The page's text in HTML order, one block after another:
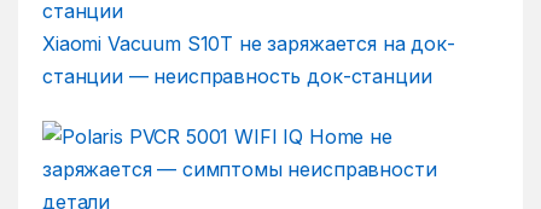
Xiaomi Vacuum S10T не заряжается на док-
станции — неисправность док-станции